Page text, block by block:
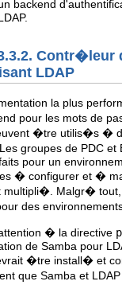
backend
Contr�leur
LDAP
la plus
pour les mots de
�tre utilis�s �
groupes de PDC
pour un
� configurer et �
Malgr� tout,
des
� la directive
de Samba pour
�tre install� et
que Samba et